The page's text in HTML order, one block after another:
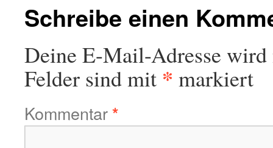
Schreibe einen
Deine E-Mail-Adresse
Felder sind mit * markiert
Kommentar*